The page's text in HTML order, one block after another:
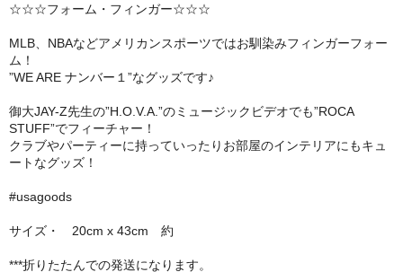
☆☆☆フォーム・フィンガー☆☆☆
MLB、NBAなどアメリカンスポーツではお馴染みフィンガーフォー
ム！
”WE ARE ナンバー１”なグッズです♪
御大JAY-Z先生の”H.O.V.A.”のミュージックビデオでも”ROCA
STUFF”でフィーチャー！
クラブやパーティーに持っていったりお部屋のインテリアにもキュ
ートなグッズ！
#usagoods
サイズ・ 20cm x 43cm 約
***折りたたんでの発送になります。